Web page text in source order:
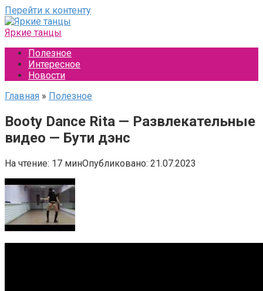
Перейти к контенту
Яркие танцы
Полезное
Интересное
Новости
Главная » Полезное
Booty Dance Rita — Развлекательные
видео — Бути дэнс
На чтение: 17 минОпубликовано: 21.07.2023